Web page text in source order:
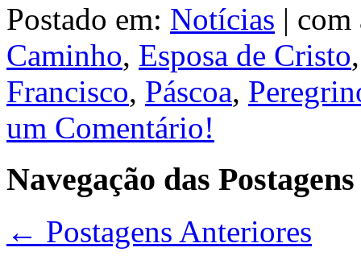
Postado em: Notícias | com
Caminho, Esposa de Cristo
Francisco, Páscoa,
um Comentário!
Navegação das Postagens
← Postagens Anteriores